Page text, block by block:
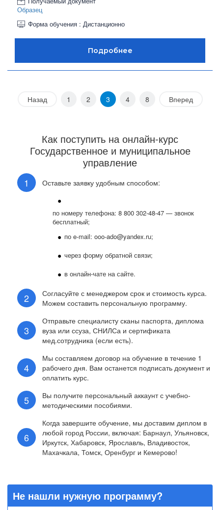
Образец
Форма обучения : Дистанционно
Назад 1 2 3 4 8 Вперед
Как поступить на онлайн-курс
Государственное и муниципальное
управление
Оставьте заявку удобным способом:
по номеру телефона: 8 800 302-48-47 — звонок
бесплатный;
по e-mail: ooo-ado@yandex.ru;
через форму обратной связи;
в онлайн-чате на сайте.
Согласуйте с менеджером срок и стоимость курса.
Можем составить персональную программу.
Отправьте специалисту сканы паспорта, диплома
вуза или ссуза, СНИЛСа и сертификата
мед.сотрудника (если есть).
Мы составляем договор на обучение в течение 1
рабочего дня. Вам останется подписать документ и
оплатить курс.
Вы получите персональный аккаунт с учебно-
методическими пособиями.
Когда завершите обучение, мы доставим диплом в
любой город России, включая: Барнаул, Ульяновск,
Иркутск, Хабаровск, Ярославль, Владивосток,
Махачкала, Томск, Оренбург и Кемерово!
Не нашли нужную программу?